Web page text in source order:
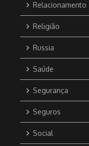
Relacionamento
Religião
Russia
Saúde
Segurança
Seguros
Social